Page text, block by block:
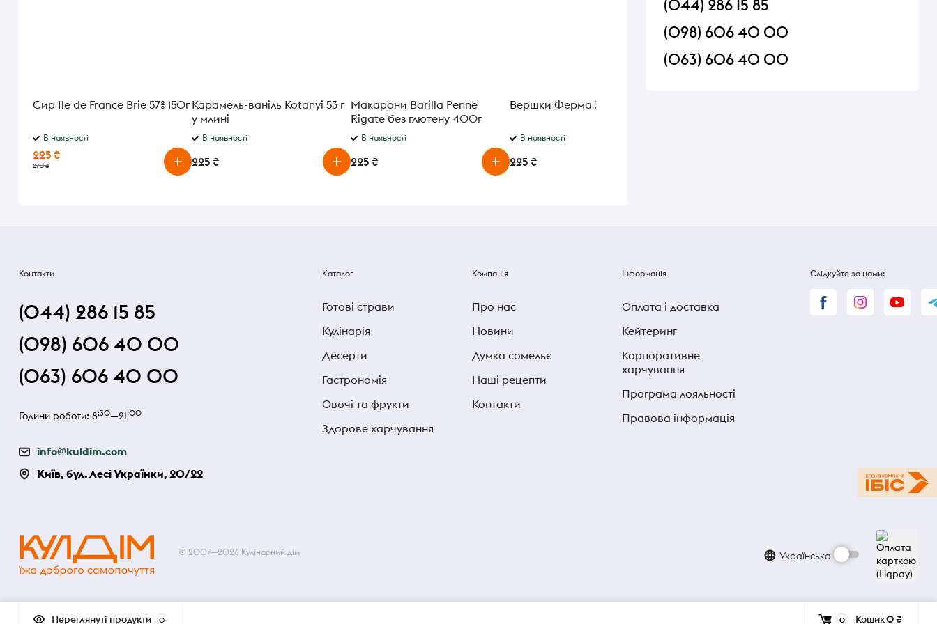
Сир Ile de France Brie 57% 150г
В наявності
225 ₴
270 ₴
Карамель-ваніль Kotanyi 53 г
у млині
В наявності
225 ₴
Макарони Barilla Penne
Rigate без глютену 400г
В наявності
225 ₴
Вершки Ферма 33% 505г
В наявності
225 ₴
(044) 286 15 85
(098) 606 40 00
(063) 606 40 00
Контакти
(044) 286 15 85
(098) 606 40 00
(063) 606 40 00
Години роботи: 8:30—21:00
info@kuldim.com
Київ, бул. Лесі Українки, 20/22
Каталог
Готові страви
Кулінарія
Десерти
Гастрономія
Овочі та фрукти
Здорове харчування
Компанія
Про нас
Новини
Думка сомельє
Наші рецепти
Контакти
Інформація
Оплата і доставка
Кейтеринг
Корпоративне
харчування
Програма лояльності
Правова інформація
Слідкуйте за нами:
© 2007—2026 Кулінарний дім Українська
Переглянуті продукти 0 0 Кошик0 ₴